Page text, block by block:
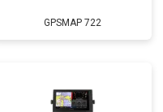
GPSMAP 722